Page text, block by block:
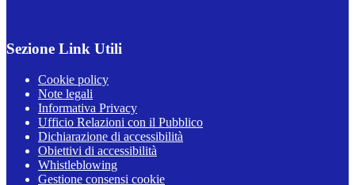
Sezione Link Utili
Cookie policy
Note legali
Informativa Privacy
Ufficio Relazioni con il Pubblico
Dichiarazione di accessibilità
Obiettivi di accessibilità
Whistleblowing
Gestione consensi cookie